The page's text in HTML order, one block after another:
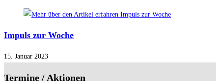
Impuls zur Woche
15. Januar 2023
Termine / Aktionen